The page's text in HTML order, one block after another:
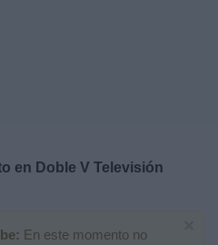
en Doble V Televisión
En este momento no